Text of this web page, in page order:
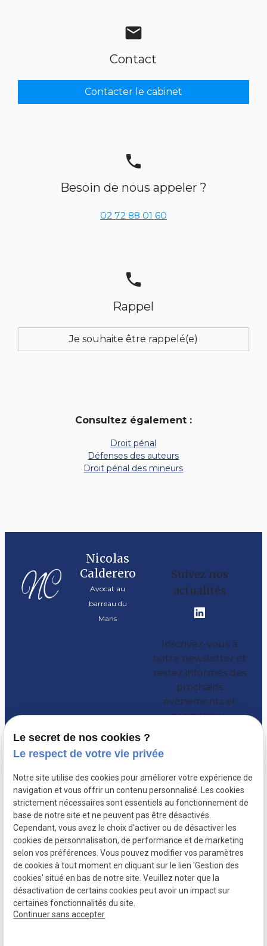
mail
Contact
Contacter le cabinet
phone
Besoin de nous appeler ?
02 72 88 01 60
phone
Rappel
Je souhaite être rappelé(e)
Consultez également :
Droit pénal
Défenses des auteurs
Droit pénal des mineurs
Nicolas
Calderero
Avocat au
barreau du
Mans
Suivez nos
actualités
Inscrivez-vous à
notre newsletter et
restez informés des
prochains
évènements et
promotions.
Mentions
légales
Politique de
confidentialité
Plan du site
Gestion des
cookies
SIRET :
Le secret de nos cookies ?
Le respect de votre vie privée
Notre site utilise des cookies pour améliorer votre expérience de
navigation et vous offrir un contenu personnalisé. Les cookies
strictement nécessaires sont essentiels au fonctionnement de
base de notre site et ne peuvent pas être désactivés.
Cependant, vous avez le choix d'activer ou de désactiver les
cookies de personnalisation, de performance et de marketing
selon vos préférences. Vous pouvez modifier vos paramètres
de cookies à tout moment en cliquant sur le lien 'Gestion des
cookies' situé en bas de notre site. Veuillez noter que la
désactivation de certains cookies peut avoir un impact sur
certaines fonctionnalités du site.
Continuer sans accepter